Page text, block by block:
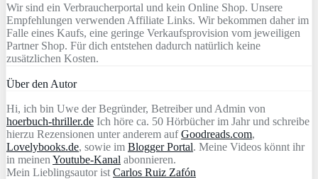
Wir sind ein Verbraucherportal und kein Online Shop. Unsere
Empfehlungen verwenden Affiliate Links. Wir bekommen daher im
Falle eines Kaufs, eine geringe Verkaufsprovision vom jeweiligen
Partner Shop. Für dich entstehen dadurch natürlich keine
zusätzlichen Kosten.
Über den Autor
Hi, ich bin Uwe der Begründer, Betreiber und Admin von
hoerbuch-thriller.de Ich höre ca. 50 Hörbücher im Jahr und schreibe
hierzu Rezensionen unter anderem aufGoodreads.com,
Lovelybooks.de, sowie im Blogger Portal. Meine Videos könnt ihr
in meinen Youtube-Kanal abonnieren.
Mein Lieblingsautor ist Carlos Ruiz Zafón